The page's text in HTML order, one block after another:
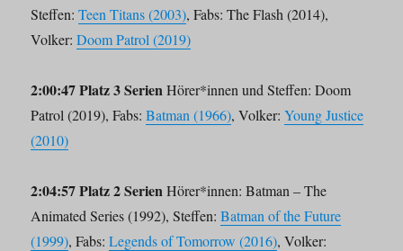
Steffen:Teen Titans (2003), Fabs: The Flash (2014),
Volker:Doom Patrol (2019)
2:00:47 Platz 3 SerienHörer*innen und Steffen: Doom
Patrol (2019), Fabs:Batman (1966), Volker:Young Justice
(2010)
2:04:57 Platz 2 SerienHörer*innen: Batman – The
Animated Series (1992), Steffen:Batman of the Future
(1999), Fabs:Legends of Tomorrow (2016), Volker: